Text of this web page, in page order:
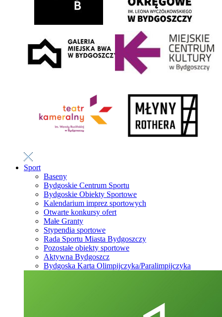
Sport
Baseny
Bydgoskie Centrum Sportu
Bydgoskie Obiekty Sportowe
Kalendarium imprez sportowych
Otwarte konkursy ofert
Małe Granty
Stypendia sportowe
Rada Sportu Miasta Bydgoszczy
Pozostałe obiekty sportowe
Aktywna Bydgoszcz
Bydgoska Karta Olimpijczyka/Paralimpijczyka